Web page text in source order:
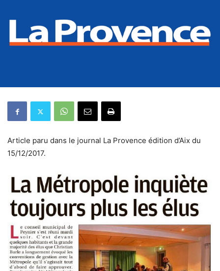
Article paru dans le journal La Provence édition d’Aix du
15/12/2017.